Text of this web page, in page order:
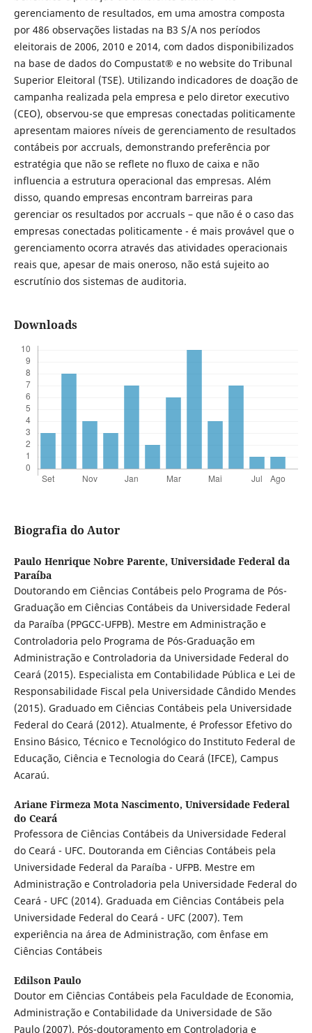
gerenciamento de resultados, em uma amostra composta
por 486 observações listadas na B3 S/A nos períodos
eleitorais de 2006, 2010 e 2014, com dados disponibilizados
na base de dados do Compustat® e no website do Tribunal
Superior Eleitoral (TSE). Utilizando indicadores de doação de
campanha realizada pela empresa e pelo diretor executivo
(CEO), observou-se que empresas conectadas politicamente
apresentam maiores níveis de gerenciamento de resultados
contábeis por accruals, demonstrando preferência por
estratégia que não se reflete no fluxo de caixa e não
influencia a estrutura operacional das empresas. Além
disso, quando empresas encontram barreiras para
gerenciar os resultados por accruals – que não é o caso das
empresas conectadas politicamente - é mais provável que o
gerenciamento ocorra através das atividades operacionais
reais que, apesar de mais oneroso, não está sujeito ao
escrutínio dos sistemas de auditoria.
Downloads
Biografia do Autor
Paulo Henrique Nobre Parente, Universidade Federal da
Paraíba
Doutorando em Ciências Contábeis pelo Programa de Pós-
Graduação em Ciências Contábeis da Universidade Federal
da Paraíba (PPGCC-UFPB). Mestre em Administração e
Controladoria pelo Programa de Pós-Graduação em
Administração e Controladoria da Universidade Federal do
Ceará (2015). Especialista em Contabilidade Pública e Lei de
Responsabilidade Fiscal pela Universidade Cândido Mendes
(2015). Graduado em Ciências Contábeis pela Universidade
Federal do Ceará (2012). Atualmente, é Professor Efetivo do
Ensino Básico, Técnico e Tecnológico do Instituto Federal de
Educação, Ciência e Tecnologia do Ceará (IFCE), Campus
Acaraú.
Ariane Firmeza Mota Nascimento, Universidade Federal
do Ceará
Professora de Ciências Contábeis da Universidade Federal
do Ceará - UFC. Doutoranda em Ciências Contábeis pela
Universidade Federal da Paraíba - UFPB. Mestre em
Administração e Controladoria pela Universidade Federal do
Ceará - UFC (2014). Graduada em Ciências Contábeis pela
Universidade Federal do Ceará - UFC (2007). Tem
experiência na área de Administração, com ênfase em
Ciências Contábeis
Edilson Paulo
Doutor em Ciências Contábeis pela Faculdade de Economia,
Administração e Contabilidade da Universidade de São
Paulo (2007). Pós-doutoramento em Controladoria e